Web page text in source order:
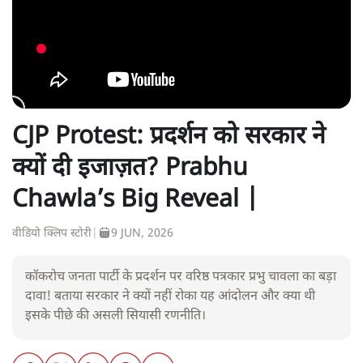
CJP Protest: प्रदर्शन को सरकार ने
क्यों दी इजाज़त? Prabhu
Chawla’s Big Reveal |
वीडियो क्लिप स्टोरी 9 JUN, 2026
कॉकरोच जनता पार्टी के प्रदर्शन पर वरिष्ठ पत्रकार प्रभु चावला का बड़ा
दावा! बताया सरकार ने क्यों नहीं रोका यह आंदोलन और क्या थी
इसके पीछे की असली सियासी रणनीति।